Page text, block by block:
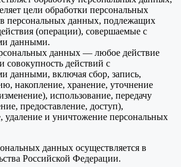
цели обработки персональных
персональных данных, подлежащих
(операции), совершаемые с
данными.
данных — любое действие
совокупность действий с
данными, включая сбор, запись,
накопление, хранение, уточнение
использование, передачу
предоставление, доступ),
удаление и уничтожение персональных
данных осуществляется в
Российской Федерации.